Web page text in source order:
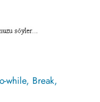
while, Break,